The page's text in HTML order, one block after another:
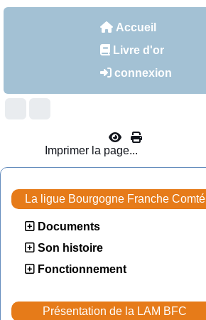
Accueil
Livre d'or
connexion
Imprimer la page...
La ligue Bourgogne Franche Comté
Documents
Son histoire
Fonctionnement
Présentation de la LAM BFC